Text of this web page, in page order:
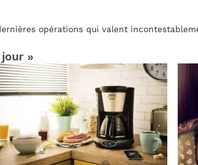
opérations qui valent
»